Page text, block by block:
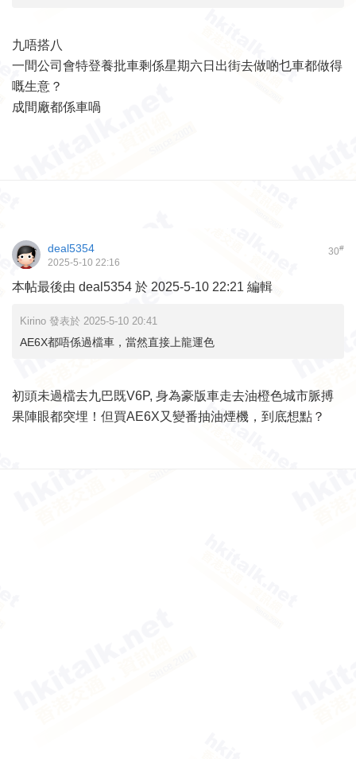
九唔搭八
一間公司會特登養批車剩係星期六日出街去做啲乜車都做得
嘅生意？
成間廠都係車喎
30#
deal5354
2025-5-10 22:16
本帖最後由 deal5354 於 2025-5-10 22:21 編輯
Kirino 發表於 2025-5-10 20:41
AE6X都唔係過檔車，當然直接上龍運色
初頭未過檔去九巴既V6P, 身為豪版車走去油橙色城市脈搏
果陣眼都突埋！但買AE6X又變番抽油煙機，到底想點？